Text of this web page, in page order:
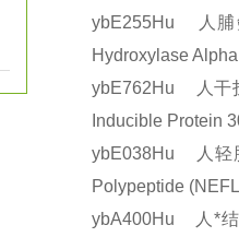
ybE255Hu 人脯
Hydroxylase
ybE762Hu 人干
Inducible Protein
ybE038Hu 人轻
Polypeptide
ybA400Hu 人*结